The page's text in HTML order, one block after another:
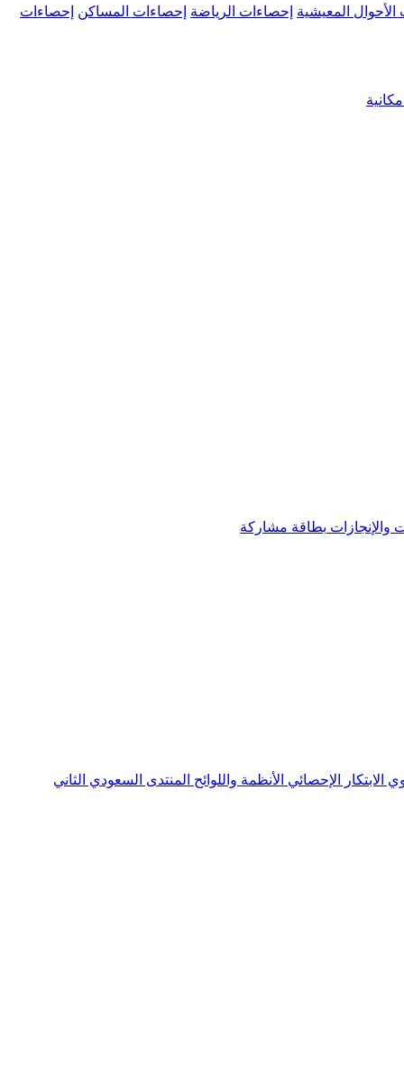
الأحوال المعيشية إحصاءات الرياضة إحصاءات المساكن إحصاءات
والإنجازات بطاقة مشاركة
الابتكار الإحصائي الأنظمة واللوائح المنتدى السعودي الثاني